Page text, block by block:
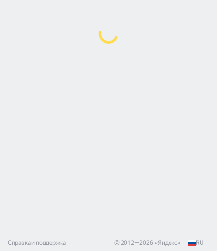
Справка и поддержка © 2012—2026 «Яндекс» RU